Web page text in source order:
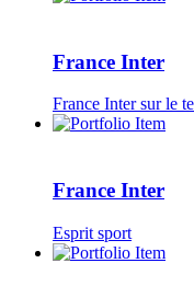
France Inter
France Inter sur le
France Inter
Esprit sport